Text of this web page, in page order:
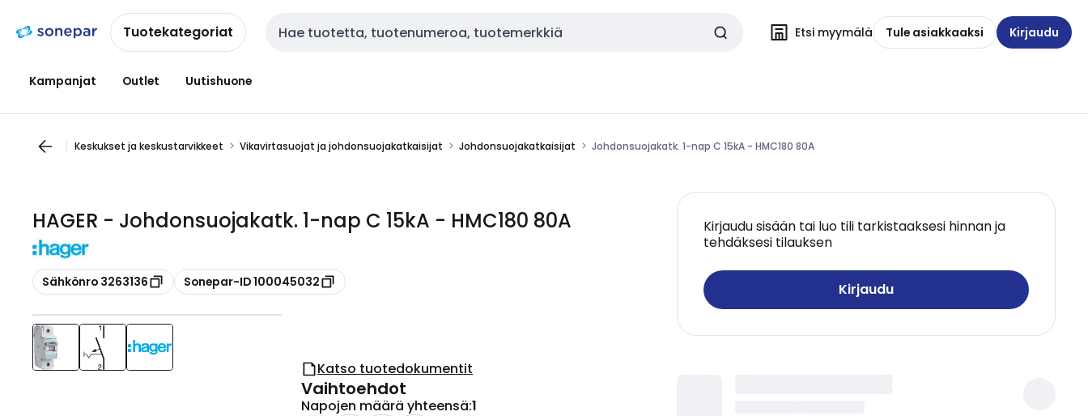
navigointiinsisältöönTuotekategoriat Haku Etsi myymälä Tule asiakkaaksi Kirjaudu
Kampanjat Outlet Uutishuone
Keskukset ja keskustarvikkeet Vikavirtasuojat ja johdonsuojakatkaisijat Johdonsuojakatkaisijat Johdonsuojakatk. 1-nap C 15kA - HMC180 80A
HAGER - Johdonsuojakatk. 1-nap C 15kA - HMC180 80A
Kopioi
Sähkönro 3263136 Kopioi
Sonepar-ID 100045032
Kirjaudu sisään tai luo tili tarkistaaksesi hinnan ja
tehdäksesi tilauksen
Kirjaudu
Katso tuotedokumentit
Vaihtoehdot
Napojen määrä yhteensä:1